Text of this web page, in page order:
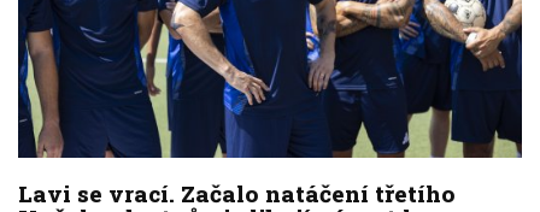
Lavi se vrací. Začalo natáčení třetího